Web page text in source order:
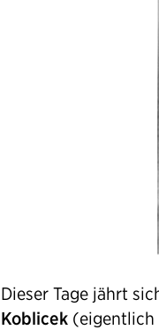
Dieser Tage jährt
Koblicek (eigentlich